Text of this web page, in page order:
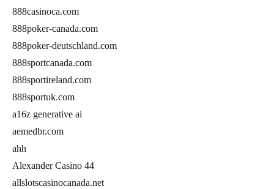
888casinoca.com
888poker-canada.com
888poker-deutschland.com
888sportcanada.com
888sportireland.com
888sportuk.com
a16z generative ai
aemedbr.com
ahh
Alexander Casino 44
allslotscasinocanada.net